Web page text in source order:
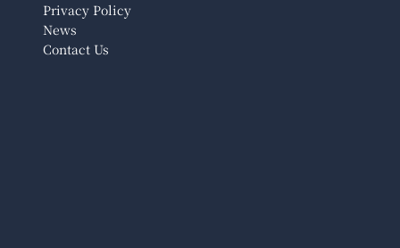
Privacy Policy
News
Contact Us